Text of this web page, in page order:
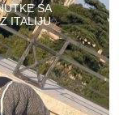
SA
ITALIJU